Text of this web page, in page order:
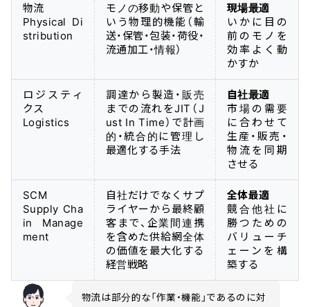
物流
Physical Di
stribution
モノの移動や保管と
いう物理的機能（輸
送・保管・包装・荷役・
流通加工・情報）
現場最適
いかに目の
前のモノを
効率よく動
かすか
ロジスティ
クス
Logistics
調達から製造・販売
までの流れをJIT（J
ust In Time）で計画
的・統合的に管理し
最適化する手法
自社最適
市場の需要
に合わせて
生産・販売・
物流を同期
させる
SCM
Supply Cha
in Manage
ment
自社だけでなくサプ
ライヤーから最終顧
客まで、企業間連携
を含めた供給網全体
の価値を最大化する
経営戦略
全体最適
競合他社に
勝つための
バリューチ
ェーンを構
築する
物流は部分的な「作業・機能」であるのに対